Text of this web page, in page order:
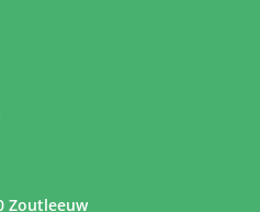
Zoutleeuw